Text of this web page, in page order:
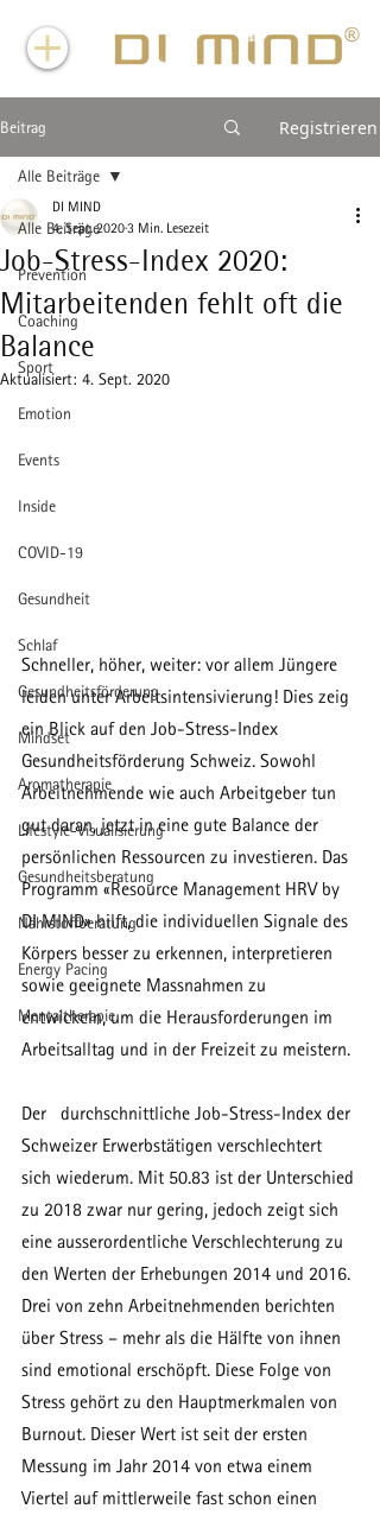
Beitrag Registrieren
Alle Beiträge
Prevention
Coaching
Sport
Emotion
Events
Inside
COVID-19
Gesundheit
Schlaf
Gesundheitsförderung
Mindset
Aromatherapie
Lifestyle-Visualisierung
Gesundheitsberatung
Nährstoffberatung
Energy Pacing
Mentaltherapie
Alle Beiträge
Job-Stress-Index 2020:
Mitarbeitenden fehlt oft die
Balance
DI MIND
4. Sept. 20203 Min. Lesezeit
Aktualisiert: 4. Sept. 2020
Schneller, höher, weiter: vor allem Jüngere
leiden unter Arbeitsintensivierung! Dies zeig
ein Blick auf den Job-Stress-Index
Gesundheitsförderung Schweiz. Sowohl
Arbeitnehmende wie auch Arbeitgeber tun
gut daran, jetzt in eine gute Balance der
persönlichen Ressourcen zu investieren. Das
Programm «Resource Management HRV by
DI MIND» hilft, die individuellen Signale des
Körpers besser zu erkennen, interpretieren
sowie geeignete Massnahmen zu
entwickeln, um die Herausforderungen im
Arbeitsalltag und in der Freizeit zu meistern.
Der   durchschnittliche Job-Stress-Index der
Schweizer Erwerbstätigen verschlechtert
sich wiederum. Mit 50.83 ist der Unterschied
zu 2018 zwar nur gering, jedoch zeigt sich
eine ausserordentliche Verschlechterung zu
den Werten der Erhebungen 2014 und 2016.
Drei von zehn Arbeitnehmenden berichten
über Stress – mehr als die Hälfte von ihnen
sind emotional erschöpft. Diese Folge von
Stress gehört zu den Hauptmerkmalen von
Burnout. Dieser Wert ist seit der ersten
Messung im Jahr 2014 von etwa einem
Viertel auf mittlerweile fast schon einen